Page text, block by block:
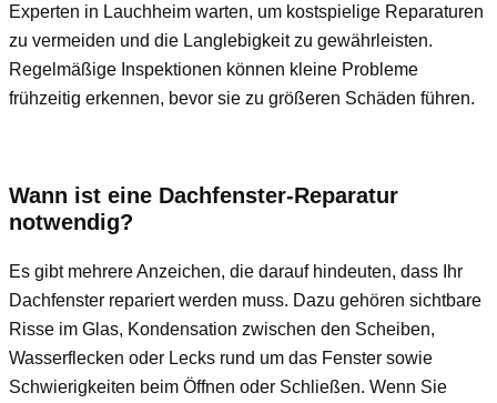
Experten in Lauchheim warten, um kostspielige Reparaturen
zu vermeiden und die Langlebigkeit zu gewährleisten.
Regelmäßige Inspektionen können kleine Probleme
frühzeitig erkennen, bevor sie zu größeren Schäden führen.
Wann ist eine Dachfenster-Reparatur
notwendig?
Es gibt mehrere Anzeichen, die darauf hindeuten, dass Ihr
Dachfenster repariert werden muss. Dazu gehören sichtbare
Risse im Glas, Kondensation zwischen den Scheiben,
Wasserflecken oder Lecks rund um das Fenster sowie
Schwierigkeiten beim Öffnen oder Schließen. Wenn Sie